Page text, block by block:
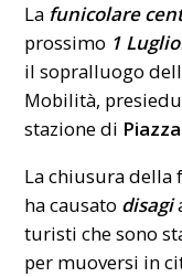
La funicolare
prossimo 1 Luglio
il sopralluogo
Mobilità,
stazione di
Lachiusuradella
ha causato disagi
turisti che sono
per muoversi in